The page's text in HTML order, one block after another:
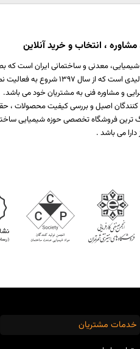
مشاوره ، انتخاب و خرید آنلاین
شیمیایی، معدنی و ساختمانی ایران است
ساخت یا برطرف کننده
و مشاوره فنی به مشتریان خود می باشد.
کنندگان اصیل و بررسی کیفیت
ترین فروشگاه تخصصی حوزه شیمیایی
می باشد .
خدمات مشتریان